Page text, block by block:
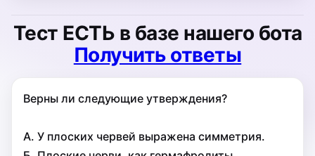
Тест ЕСТЬ в базе нашего бота
Получить ответы
Верны ли следующие утверждения?
А. У плоских червей выражена симметрия.